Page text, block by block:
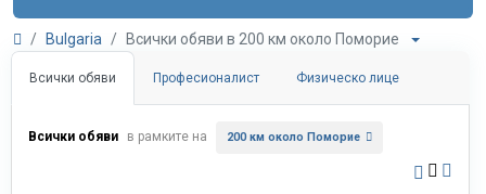
Bulgaria Всички обяви в 200 км около Поморие
Всички обяви Професионалист Физическо лице
Всички обяви в рамките на 200 км около Поморие